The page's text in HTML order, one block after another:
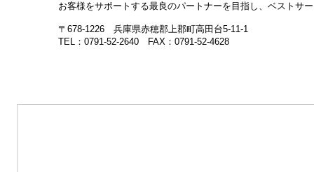
お客様をサポートする最良のパートナーを目指し、ベストサ
〒678-1226 兵庫県赤穂郡上郡町高田台5-11-1
TEL：0791-52-2640 FAX：0791-52-4628